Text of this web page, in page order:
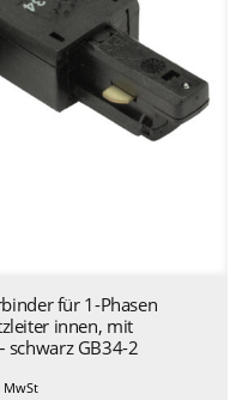
für 1-Phasen
innen, mit
schwarz GB34-2
MwSt